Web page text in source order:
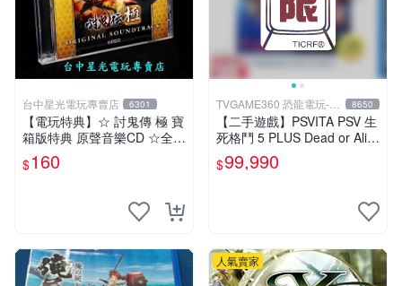
台中星光電玩專賣店 6301
【電玩特典】☆ 討鬼傳 極 寶
箱版特典 原聲音樂CD ☆全新
品【台中星光電玩】
$160
TVGAME360 恐龍電玩-台
中店
8650
【二手遊戲】PSVITA PSV 生
死格鬥 5 PLUS Dead or Aliv
e 5 Plus 中文【台中恐龍電
玩】
$99,990
人氣賣家